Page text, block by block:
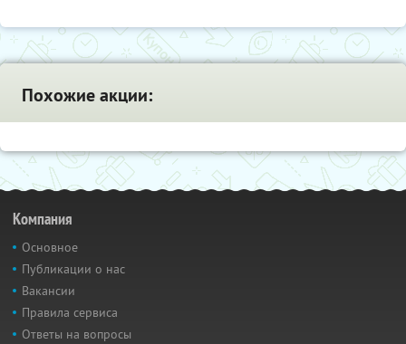
Похожие акции:
Компания
Основное
Публикации о нас
Вакансии
Правила сервиса
Ответы на вопросы